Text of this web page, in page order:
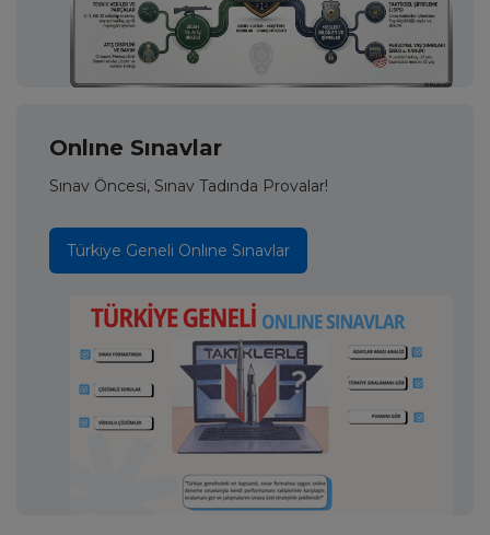
Onlıne Sınavlar
Sınav Öncesi, Sınav Tadında Provalar!
Türkiye Geneli Onlıne Sınavlar